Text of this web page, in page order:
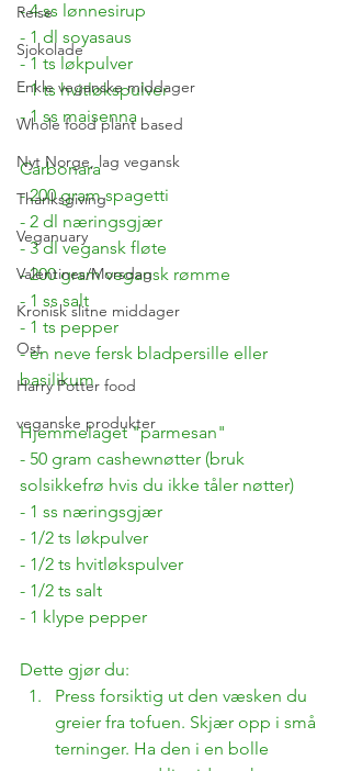
Reise
Sjokolade
Enkle veganske middager
Whole food plant based
Nyt Norge, lag vegansk
Thanksgiving
Veganuary
Valentines/Morsdag
Kronisk slitne middager
Ost
Harry Potter food
veganske produkter
- 4 ss lønnesirup
- 1 dl soyasaus
- 1 ts løkpulver
- 1 ts hvitløkspulver
- 1 ss maisenna
Carbonara
- 200 gram spagetti
- 2 dl næringsgjær
- 3 dl vegansk fløte
- 200 gram vegansk rømme
- 1 ss salt
- 1 ts pepper
- en neve fersk bladpersille eller
basilikum
Hjemmelaget "parmesan"
- 50 gram cashewnøtter (bruk
solsikkefrø hvis du ikke tåler nøtter)
- 1 ss næringsgjær
- 1/2 ts løkpulver
- 1/2 ts hvitløkspulver
- 1/2 ts salt
- 1 klype pepper
Dette gjør du:
Press forsiktig ut den væsken du
greier fra tofuen. Skjær opp i små
terninger. Ha den i en bolle